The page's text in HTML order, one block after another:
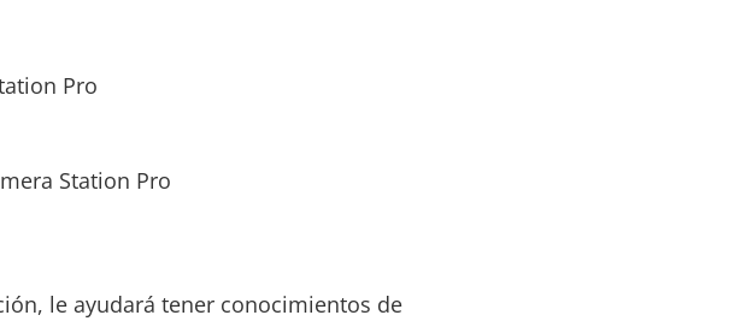
Pro
Station Pro
le ayudará tener conocimientos de